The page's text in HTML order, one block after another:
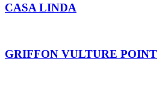
CASA LINDA
GRIFFON VULTURE POINT